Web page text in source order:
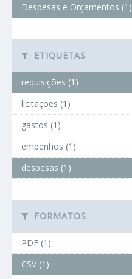
Despesas e Orçamentos (1)
ETIQUETAS
requisições (1)
licitações (1)
gastos (1)
empenhos (1)
despesas (1)
FORMATOS
PDF (1)
CSV (1)